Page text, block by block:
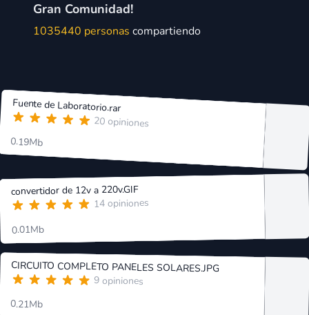
Gran Comunidad!
1035440 personas compartiendo
Fuente de Laboratorio.rar
20 opiniones
0.19Mb
convertidor de 12v a 220v.GIF
14 opiniones
0.01Mb
CIRCUITO COMPLETO PANELES SOLARES.JPG
9 opiniones
0.21Mb